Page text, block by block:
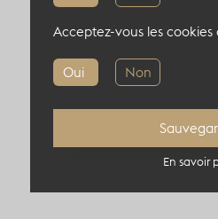
Informations
Oui Non
Acceptez-vous les
En savoir